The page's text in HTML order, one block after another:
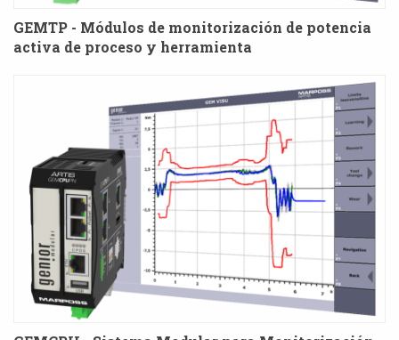
GEMTP - Módulos de monitorización de potencia
activa de proceso y herramienta